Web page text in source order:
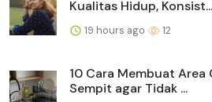
Kualitas Hidup, Konsist...
19 hours ago 12
10 Cara Membuat
Sempit agar Tidak ...